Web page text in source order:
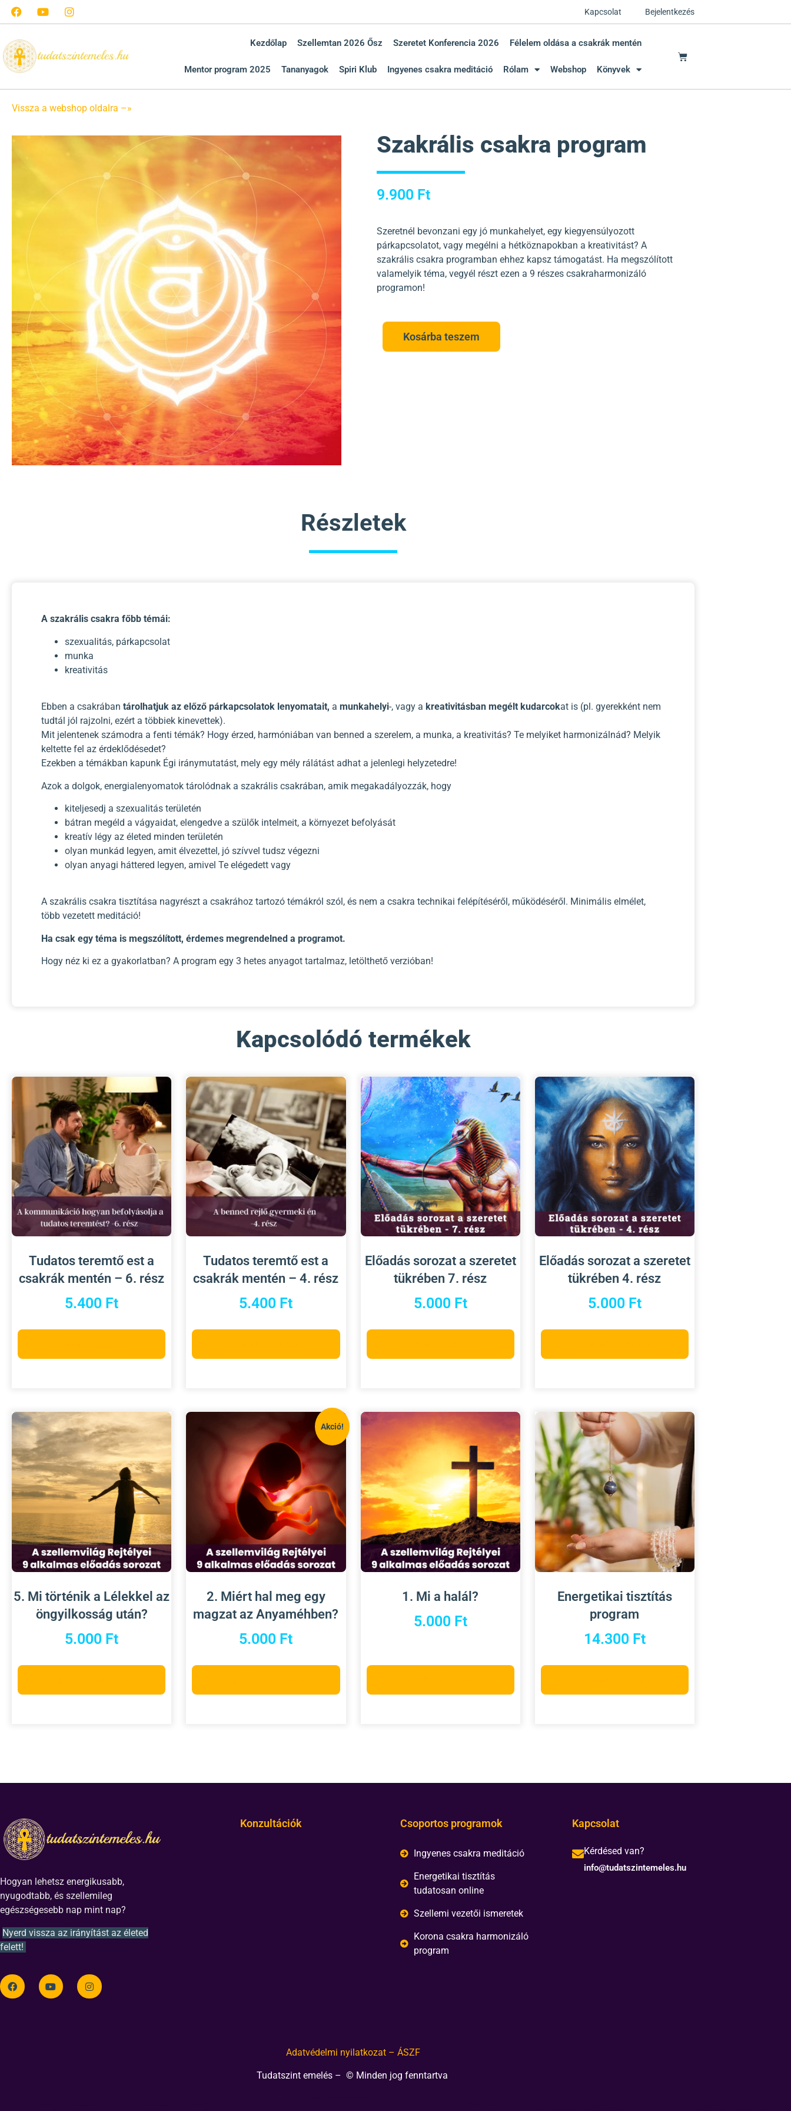
Kapcsolat Bejelentkezés
Kezdőlap Szellemtan 2026 Ősz Szeretet Konferencia 2026 Félelem oldása a csakrák mentén
Mentor program 2025 Tananyagok Spiri Klub Ingyenes csakra meditáció Rólam Webshop Könyvek
Vissza a webshop oldalra –»
Szakrális csakra program
9.900 Ft
Szeretnél bevonzani egy jó munkahelyet, egy kiegyensúlyozott
párkapcsolatot, vagy megélni a hétköznapokban a kreativitást? A
szakrális csakra programban ehhez kapsz támogatást. Ha megszólított
valamelyik téma, vegyél részt ezen a 9 részes csakraharmonizáló
programon!
Kosárba teszem
Részletek
A szakrális csakra főbb témái:
szexualitás, párkapcsolat
munka
kreativitás
Ebben a csakrában tárolhatjuk az előző párkapcsolatok lenyomatait, a munkahelyi-, vagy a kreativitásban megélt kudarcokat is (pl. gyerekként nem
tudtál jól rajzolni, ezért a többiek kinevettek).
Mit jelentenek számodra a fenti témák? Hogy érzed, harmóniában van benned a szerelem, a munka, a kreativitás? Te melyiket harmonizálnád? Melyik
keltette fel az érdeklődésedet?
Ezekben a témákban kapunk Égi iránymutatást, mely egy mély rálátást adhat a jelenlegi helyzetedre!
Azok a dolgok, energialenyomatok tárolódnak a szakrális csakrában, amik megakadályozzák, hogy
kiteljesedj a szexualitás területén
bátran megéld a vágyaidat, elengedve a szülők intelmeit, a környezet befolyását
kreatív légy az életed minden területén
olyan munkád legyen, amit élvezettel, jó szívvel tudsz végezni
olyan anyagi háttered legyen, amivel Te elégedett vagy
A szakrális csakra tisztítása nagyrészt a csakrához tartozó témákról szól, és nem a csakra technikai felépítéséről, működéséről. Minimális elmélet,
több vezetett meditáció!
Ha csak egy téma is megszólított, érdemes megrendelned a programot.
Hogy néz ki ez a gyakorlatban? A program egy 3 hetes anyagot tartalmaz, letölthető verzióban!
Kapcsolódó termékek
Tudatos teremtő est a
csakrák mentén – 6. rész
5.400 Ft
Tudatos teremtő est a
csakrák mentén – 4. rész
5.400 Ft
Előadás sorozat a szeretet
tükrében 7. rész
5.000 Ft
Előadás sorozat a szeretet
tükrében 4. rész
5.000 Ft
5. Mi történik a Lélekkel az
öngyilkosság után?
5.000 Ft
Akció!
2. Miért hal meg egy
magzat az Anyaméhben?
5.000 Ft
1. Mi a halál?
5.000 Ft
Energetikai tisztítás
program
14.300 Ft
Hogyan lehetsz energikusabb,
nyugodtabb, és szellemileg
egészségesebb nap mint nap?
Nyerd vissza az irányítást az életed
felett!
Konzultációk Csoportos programok
Ingyenes csakra meditáció
Energetikai tisztítás
tudatosan online
Szellemi vezetői ismeretek
Korona csakra harmonizáló
program
Kapcsolat
Kérdésed van?
info@tudatszintemeles.hu
Adatvédelmi nyilatkozat – ÁSZF
Tudatszint emelés – © Minden jog fenntartva